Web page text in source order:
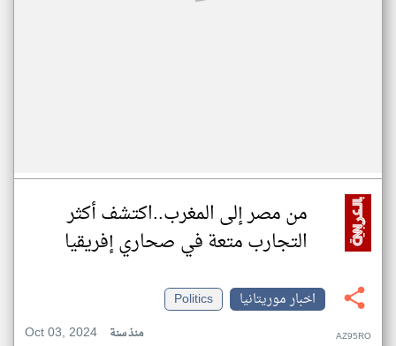
من مصر إلى المغرب..اكتشف أكثر
التجارب متعة في صحاري إفريقيا
اخبار موريتانيا
Politics
Oct 03, 2024
منذ سنة AZ95RO